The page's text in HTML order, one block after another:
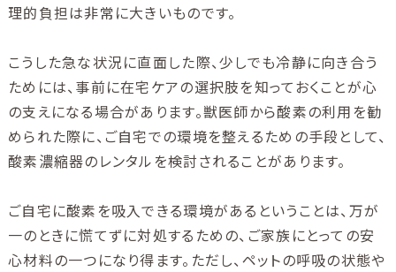
理的負担は非常に大きいものです。
こうした急な状況に直面した際、少しでも冷静に向き合う
ためには、事前に在宅ケアの選択肢を知っておくことが心
の支えになる場合があります。獣医師から酸素の利用を勧
められた際に、ご自宅での環境を整えるための手段として、
酸素濃縮器のレンタルを検討されることがあります。
ご自宅に酸素を吸入できる環境があるということは、万が
一のときに慌てずに対処するための、ご家族にとっての安
心材料の一つになり得ます。ただし、ペットの呼吸の状態や